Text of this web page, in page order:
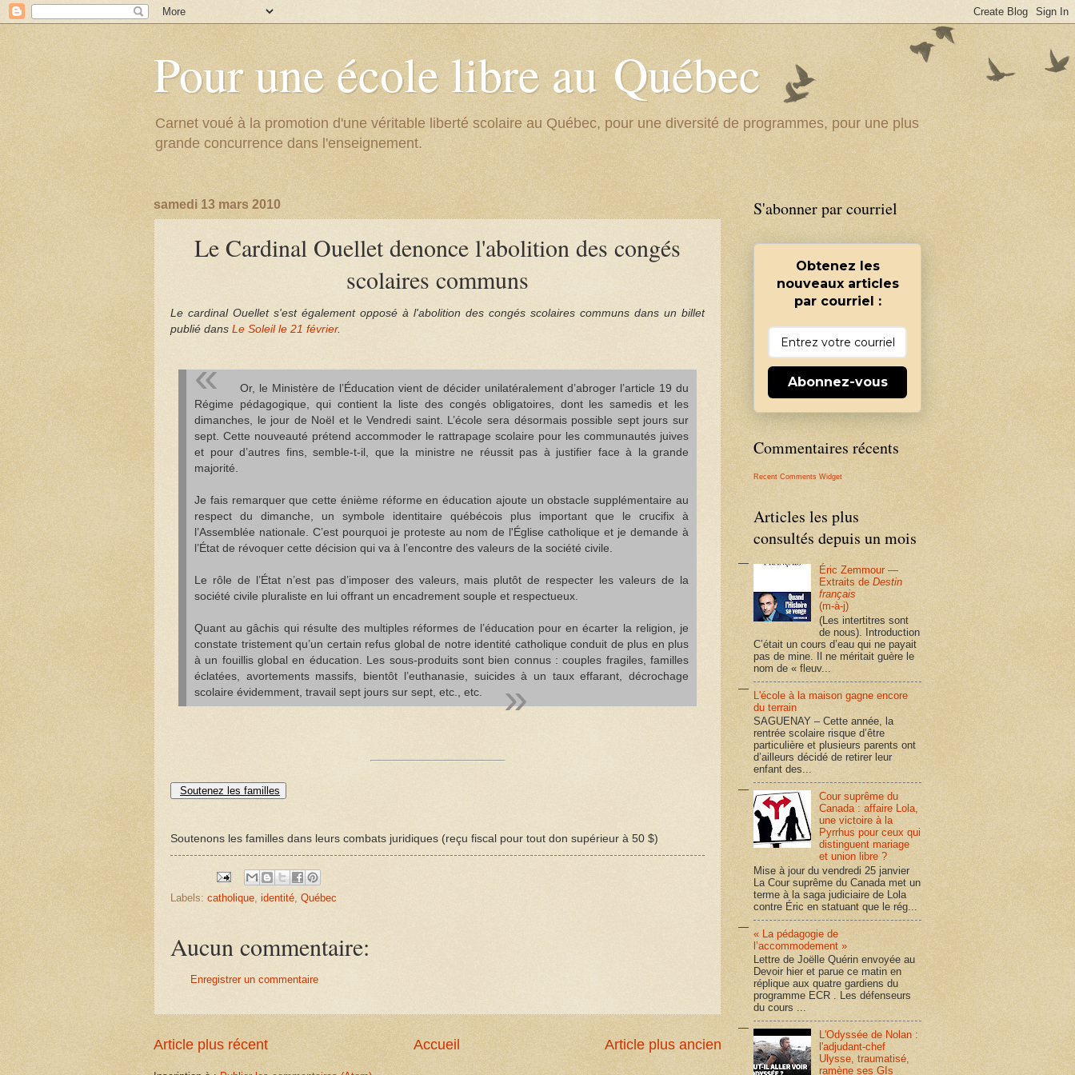
Pour une école libre au Québec
Carnet voué à la promotion d'une véritable liberté scolaire au Québec, pour une diversité de programmes, pour une plus
grande concurrence dans l'enseignement.
samedi 13 mars 2010
Le Cardinal Ouellet denonce l'abolition des congés
scolaires communs
Le cardinal Ouellet s'est également opposé à l'abolition des congés scolaires communs dans un billet
publié dans Le Soleil le 21 février.
Or, le Ministère de l’Éducation vient de décider unilatéralement d’abroger l’article 19 du
Régime pédagogique, qui contient la liste des congés obligatoires, dont les samedis et les
dimanches, le jour de Noël et le Vendredi saint. L’école sera désormais possible sept jours sur
sept. Cette nouveauté prétend accommoder le rattrapage scolaire pour les communautés juives
et pour d’autres fins, semble-t-il, que la ministre ne réussit pas à justifier face à la grande
majorité.
Je fais remarquer que cette énième réforme en éducation ajoute un obstacle supplémentaire au
respect du dimanche, un symbole identitaire québécois plus important que le crucifix à
l’Assemblée nationale. C’est pourquoi je proteste au nom de l'Église catholique et je demande à
l’État de révoquer cette décision qui va à l’encontre des valeurs de la société civile.
Le rôle de l’État n’est pas d’imposer des valeurs, mais plutôt de respecter les valeurs de la
société civile pluraliste en lui offrant un encadrement souple et respectueux.
Quant au gâchis qui résulte des multiples réformes de l’éducation pour en écarter la religion, je
constate tristement qu’un certain refus global de notre identité catholique conduit de plus en plus
à un fouillis global en éducation. Les sous-produits sont bien connus : couples fragiles, familles
éclatées, avortements massifs, bientôt l’euthanasie, suicides à un taux effarant, décrochage
scolaire évidemment, travail sept jours sur sept, etc., etc.
Soutenez les familles
Soutenons les familles dans leurs combats juridiques (reçu fiscal pour tout don supérieur à 50 $)
Labels: catholique identité Québec
Aucun commentaire:
Enregistrer un commentaire
Article plus récent Article plus ancien
Accueil
S'abonner par courriel
Obtenez les
nouveaux articles
par courriel :
Abonnez-vous
Commentaires récents
Recent Comments Widget
Articles les plus
consultés depuis un mois
Éric Zemmour —
Extraits deDestin
français
(m-à-j)
(Les intertitres sont
de nous). Introduction
C’était un cours d’eau qui ne payait
pas de mine. Il ne méritait guère le
nom de « fleuv...
L'école à la maison gagne encore
du terrain
SAGUENAY – Cette année, la
rentrée scolaire risque d’être
particulière et plusieurs parents ont
d’ailleurs décidé de retirer leur
enfant des...
Cour suprême du
Canada : affaire Lola,
une victoire à la
Pyrrhus pour ceux qui
distinguent mariage
et union libre ?
Mise à jour du vendredi 25 janvier
La Cour suprême du Canada met un
terme à la saga judiciaire de Lola
contre Éric en statuant que le rég...
« La pédagogie de
l’accommodement »
Lettre de Joëlle Quérin envoyée au
Devoir hier et parue ce matin en
réplique aux quatre gardiens du
programme ECR . Les défenseurs
du cours ...
L'Odyssée de Nolan :
l'adjudant-chef
Ulysse, traumatisé,
ramène ses GIs